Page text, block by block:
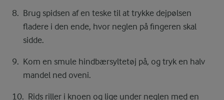
Brug spidsen af en teske til at trykke dejpølsen
fladere i den ende, hvor neglen på fingeren skal
sidde.
Kom en smule hindbærsyltetøj på, og tryk en halv
mandel ned oveni.
Rids riller i knoen og lige under neglen med en